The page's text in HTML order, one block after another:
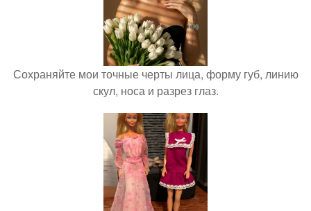
Сохраняйте мои точные черты лица, форму губ, линию
скул, носа и разрез глаз.